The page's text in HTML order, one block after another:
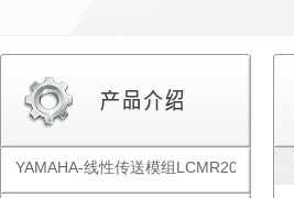
YAMAHA-线性传送模组LCMR200